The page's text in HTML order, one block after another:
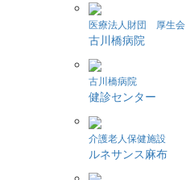
医療法人財団 厚生会
古川橋病院
古川橋病院
健診センター
介護老人保健施設
ルネサンス麻布